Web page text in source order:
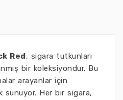
Red, sigara tutkunları
bir koleksiyondur. Bu
arayanlar için
sunuyor. Her bir sigara,